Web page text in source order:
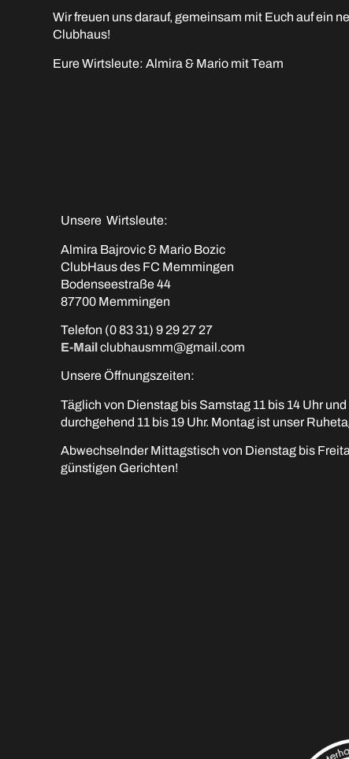
Wir freuen uns darauf, gemeinsam mit Euch auf ein
Clubhaus!
Eure Wirtsleute: Almira & Mario mit Team
Unsere Wirtsleute:
Almira Bajrovic & Mario Bozic
ClubHaus des FC Memmingen
Bodenseestraße 44
87700 Memmingen
Telefon (0 83 31) 9 29 27 27
E-Mail clubhausmm@gmail.com
Unsere Öffnungszeiten:
Täglich von Dienstag bis Samstag 11 bis 14 Uhr
durchgehend 11 bis 19 Uhr. Montag ist unser
Abwechselnder Mittagstisch von Dienstag bis
günstigen Gerichten!